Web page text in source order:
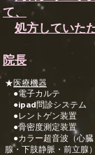
て、
処方していた
院長
★医療機器
●電子カルテ
●ipad問診システム
●レントゲン装置
●骨密度測定装置
●カラー超音波（心臓
腺・下肢静脈・前立腺